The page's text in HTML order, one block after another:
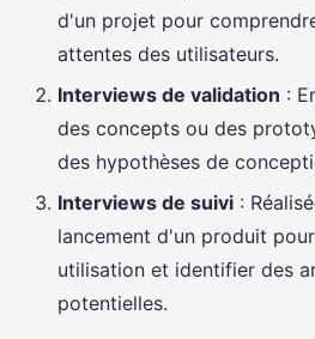
d'un projet pour
attentes des utilisateurs.
Interviews de validation :
des concepts ou des
des hypothèses de
Interviews de suivi :
lancement d'un produit
utilisation et identifier des
potentielles.